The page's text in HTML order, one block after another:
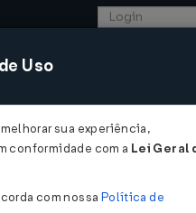
COMÉRCIO EXTERIOR
Uso
sua experiência,
conformidade com a Lei Geral
com nossa Política de